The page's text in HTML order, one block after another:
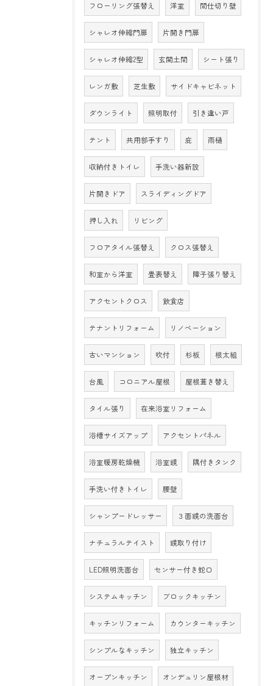
フローリング張替え 洋室 間仕切り壁
シャレオ伸縮門扉 片開き門扉
シャレオ伸縮2型 玄関土間 シート張り
レンガ敷 芝生敷 サイドキャビネット
ダウンライト 照明取付 引き違い戸
テント 共用部手すり 庇 雨樋
収納付きトイレ 手洗い器新設
片開きドア スライディングドア
押し入れ リビング
フロアタイル張替え クロス張替え
和室から洋室 畳表替え 障子張り替え
アクセントクロス 飲食店
テナントリフォーム リノベーション
古いマンション 吹付 杉板 根太組
台風 コロニアル屋根 屋根葺き替え
タイル張り 在来浴室リフォーム
浴槽サイズアップ アクセントパネル
浴室暖房乾燥機 浴室鏡 隅付きタンク
手洗い付きトイレ 腰壁
シャンプードレッサー ３面鏡の洗面台
ナチュラルテイスト 鏡取り付け
LED照明洗面台 センサー付き蛇口
システムキッチン ブロックキッチン
キッチンリフォーム カウンターキッチン
シンプルなキッチン 独立キッチン
オープンキッチン オンデュリン屋根材